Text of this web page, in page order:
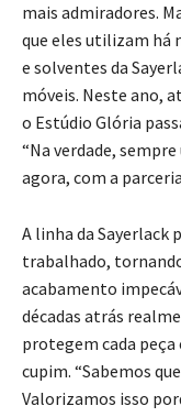
mais admiradores.
que eles utilizam há
e solventes da
móveis. Neste ano,
o Estúdio Glória
“Na verdade,
agora, com a
A linha da Sayerlack
trabalhado,
acabamento
décadas atrás
protegem cada
cupim. “Sabemos
Valorizamos isso